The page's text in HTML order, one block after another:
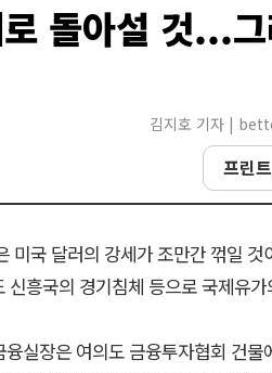
돌아설 것...
김지호 기자 |
프린트
미국 달러의 강세가 조만간 꺾일 것
흥국의 경기침체 등으로 국제유
실장은 여의도 금융투자협회 건물